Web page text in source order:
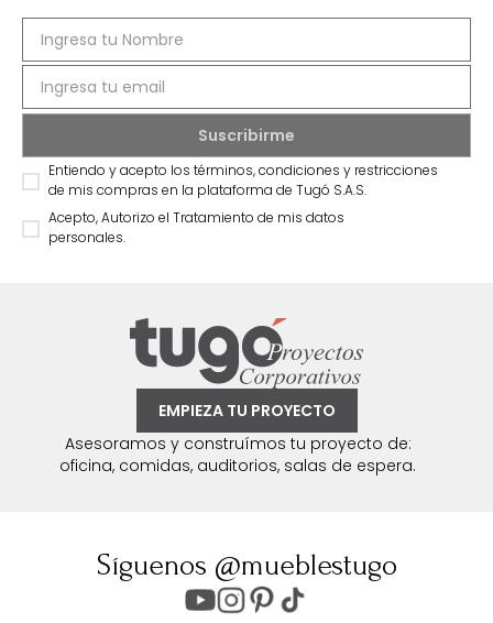
Entiendo y acepto los términos, condiciones y restricciones
de mis compras en la plataforma de Tugó S.A.S.
Acepto, Autorizo el Tratamiento de mis datos
personales.
EMPIEZA TU PROYECTO
Asesoramos y construímos tu proyecto de:
oficina, comidas, auditorios, salas de espera.
Síguenos @mueblestugo